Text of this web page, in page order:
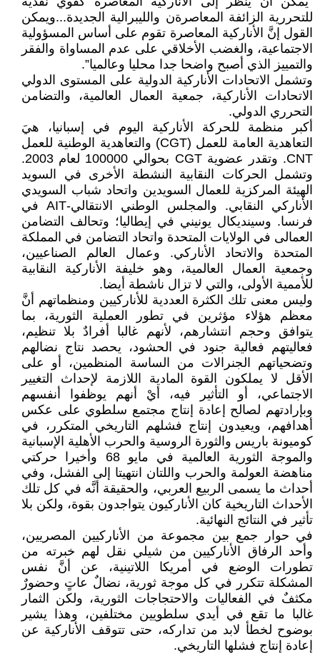
للتحررية الزائفة المعاصرةن والليبرالية الجديدة...ويمكن
القول إنَّ الأناركية المعاصرة تقوم على أساس المسؤولية
الاجتماعية، والغضب الأخلاقي على عدم المساواة والفقر
والتمييز الذي أصبح واضحا جدا محليا وعالميا”.
وتشمل الاتحادات الأناركية الدولية على المستوى الدولي
الاتحادات الأناركية، جمعية العمال العالمية، والتضامن
التحرري الدولي.
أكبر منظمة للحركة الأناركية اليوم في إسبانيا، هيَ
التعاهدية العامة للعمل (CGT) والتعاهدية الوطنية للعمل
CNT. وتقدر عضوية CGT بحوالي 100000 لعام 2003.
وتشمل الحركات النقابية النشطة الأخرى في السويد
الهيئة المركزية للعمال السويدين واتحاد شباب السويدي
الأناركي النقابي. والمجلس الوطني الانتقالي-AIT في
فرنسا. وسينديكال يونيني في إيطاليا؛ وتحالف التضامن
العمالى في الولايات المتحدة واتحاد التضامن في المملكة
المتحدة والاتحاد الأناركي. وعمال العالم الصناعيين،
وجمعية العمال العالمية، وهو خليفة الأناركية النقابية
للأممية الأولى، والتي لا تزال ناشطة أيضا.
وليس معنى تلك الكثرة العددية للأناركيين ومنظماتهم أنَّ
معظم هؤلاء مؤثرين في تطور العملية الثورية، بما
يتوافق وحجم انتشارهم، لأنهم غالبا أفرادٌ بلا تنظيم،
فعاليتهم فعالية جنود في الحشود، يحصد نتاج نضالهم
وتضحياتهم الجنرالات من الساسة المنظمين، أو على
الأقل لا يملكون القوة المادية اللازمة لإحداث التغيير
الاجتماعي، أو التأثير فيه، أيْ أنهم يوظفوا أنفسهم
وبإرادتهم لصالح إعادة إنتاج مجتمع سلطوي على عكس
أهدافهم، ويعيدون إنتاج فشلهم التاريخي المتكرر، في
كوميونة باريس والثورة الروسية والحرب الأهلية الإسبانية
والموجة الثورية العالمية في مايو 68 وأخيرا حركتي
مناهضة العولمة والحرب واللتان انتهيتا إلى الفشل، وفي
أحداث ما يسمى الربيع العربي، والحقيقة أنَّه في كل تلك
الأحداث التاريخية كان الأناركيون يتواجدون بقوة، ولكن بلا
تأثير في النتائج النهائية.
في حوار جمع بين مجموعة من الأناركيين المصريين،
وأحد الرفاق الأناركيين من شيلي نقل لهم خبرته من
تطورات الوضع في أمريكا اللاتينية، عن أنَّ نفس
المشكلة تتكرر في كل موجة ثورية، نضالٌ عاتٍ وحضورٌ
مكثفٌ في الفعاليات والاحتجاجات الثورية، ولكن الثمار
غالبا ما تقع في أيدي سلطويين مختلفين، وهذا يشير
بوضوح لخطأ لابد من تداركه، حتى تتوقف الأناركية عن
إعادة إنتاج فشلها التاريخي.